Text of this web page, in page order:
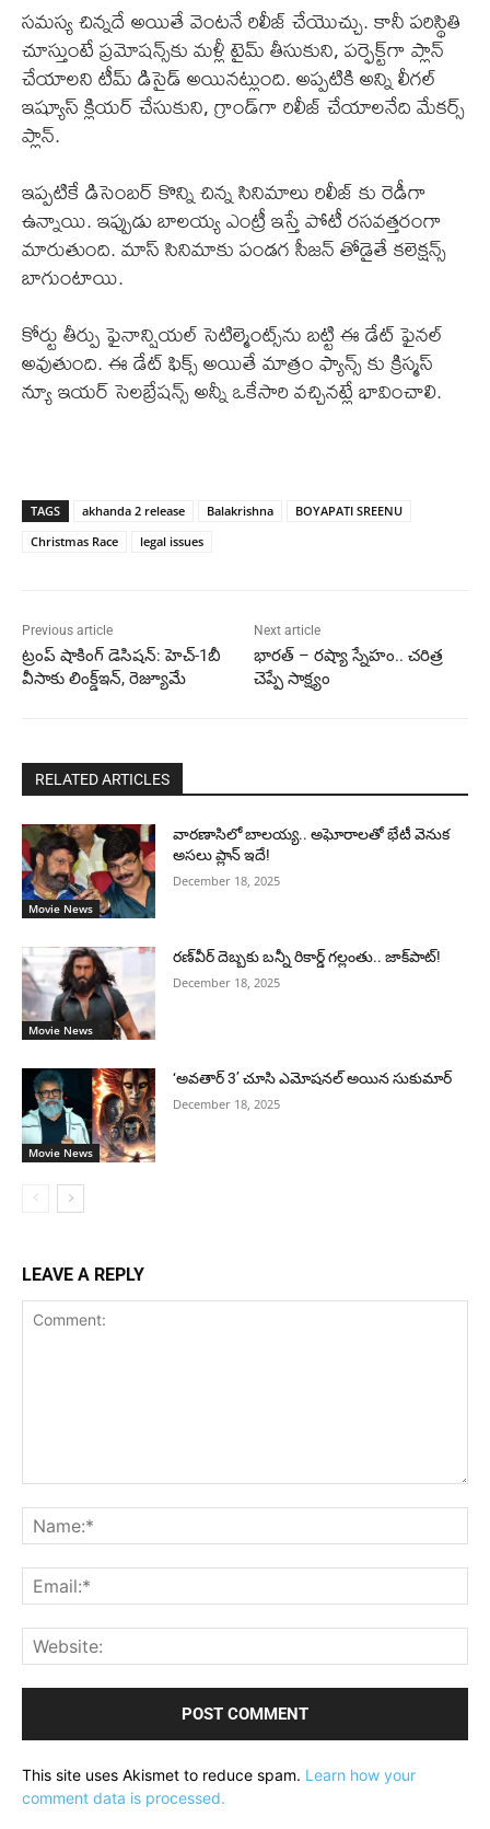
సమస్య చిన్నదే అయితే వెంటనే రిలీజ్ చేయొచ్చు. కానీ పరిస్థితి
చూస్తుంటే ప్రమోషన్స్‌కు మళ్లీ టైమ్ తీసుకుని, పర్ఫెక్ట్‌గా ప్లాన్
చేయాలని టీమ్ డిసైడ్ అయినట్లుంది. అప్పటికి అన్ని లీగల్
ఇష్యూస్ క్లియర్ చేసుకుని, గ్రాండ్‌గా రిలీజ్ చేయాలనేది మేకర్స్
ప్లాన్.
ఇప్పటికే డిసెంబర్ కొన్ని చిన్న సినిమాలు రిలీజ్ కు రెడీగా
ఉన్నాయి. ఇప్పుడు బాలయ్య ఎంట్రీ ఇస్తే పోటీ రసవత్తరంగా
మారుతుంది. మాస్ సినిమాకు పండగ సీజన్ తోడైతే కలెక్షన్స్
బాగుంటాయి.
కోర్టు తీర్పు ఫైనాన్షియల్ సెటిల్మెంట్స్‌ను బట్టి ఈ డేట్ ఫైనల్
అవుతుంది. ఈ డేట్ ఫిక్స్ అయితే మాత్రం ఫ్యాన్స్ కు క్రిస్మస్
న్యూ ఇయర్ సెలబ్రేషన్స్ అన్నీ ఒకేసారి వచ్చినట్లే భావించాలి.
TAGS akhanda 2 release Balakrishna
BOYAPATI SREENU
Christmas Race
legal issues
Previous article
ట్రంప్ షాకింగ్ డెసిషన్: హెచ్-1బీ
వీసాకు లింక్డ్‌ఇన్, రెజ్యూమే
Next article
భారత్ – రష్యా స్నేహం.. చరిత్ర
చెప్పే సాక్ష్యం
RELATED ARTICLES
Movie News
వారణాసిలో బాలయ్య.. అఘోరాలతో భేటీ వెనుక
అసలు ప్లాన్ ఇదే!
December 18, 2025
Movie News
రణ్‌వీర్ దెబ్బకు బన్నీ రికార్డ్ గల్లంతు.. జాక్‌పాట్!
December 18, 2025
Movie News
‘అవతార్ 3’ చూసి ఎమోషనల్ అయిన సుకుమార్
December 18, 2025
LEAVE A REPLY
This site uses Akismet to reduce spam. Learn how your
comment data is processed.